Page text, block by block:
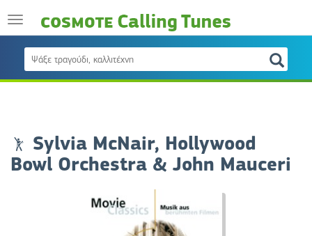
Sylvia McNair, Hollywood
Bowl Orchestra & John Mauceri